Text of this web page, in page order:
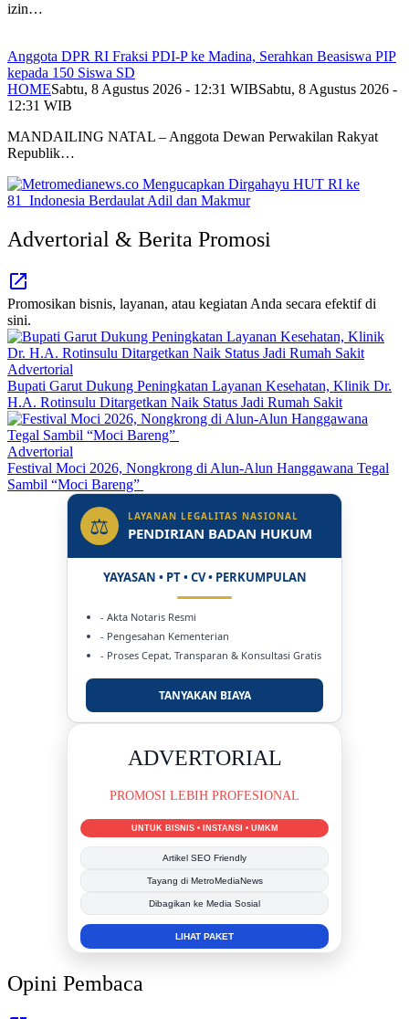
izin…
Anggota DPR RI Fraksi PDI-P ke Madina, Serahkan Beasiswa PIP
kepada 150 Siswa SD
HOMESabtu, 8 Agustus 2026 - 12:31 WIBSabtu, 8 Agustus 2026 -
12:31 WIB
MANDAILING NATAL – Anggota Dewan Perwakilan Rakyat
Republik…
Advertorial & Berita Promosi
Promosikan bisnis, layanan, atau kegiatan Anda secara efektif di
sini.
Advertorial
Bupati Garut Dukung Peningkatan Layanan Kesehatan, Klinik Dr.
H.A. Rotinsulu Ditargetkan Naik Status Jadi Rumah Sakit
Advertorial
Festival Moci 2026, Nongkrong di Alun-Alun Hanggawana Tegal
Sambil “Moci Bareng”
⚖ LAYANAN LEGALITAS NASIONAL
PENDIRIAN BADAN HUKUM
YAYASAN • PT • CV • PERKUMPULAN
- Akta Notaris Resmi
- Pengesahan Kementerian
- Proses Cepat, Transparan & Konsultasi Gratis
TANYAKAN BIAYA
DUKUNG KAMI
BERSAMA METROMEDIANEWS.CO
MEDIA INFORMASI TERPERCAYA
Publikasi Kegiatan
Berita Promosi
Tingkatkan Branding Anda
INFO SELENGKAPNYA
Opini Pembaca